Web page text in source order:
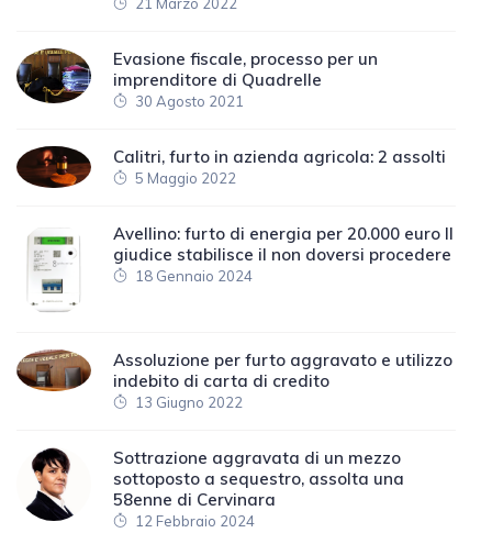
Evasione fiscale, processo per un
imprenditore di Quadrelle
30 Agosto 2021
Calitri, furto in azienda agricola: 2 assolti
5 Maggio 2022
Avellino: furto di energia per 20.000 euro Il
giudice stabilisce il non doversi procedere
18 Gennaio 2024
Assoluzione per furto aggravato e utilizzo
indebito di carta di credito
13 Giugno 2022
Sottrazione aggravata di un mezzo
sottoposto a sequestro, assolta una
58enne di Cervinara
12 Febbraio 2024